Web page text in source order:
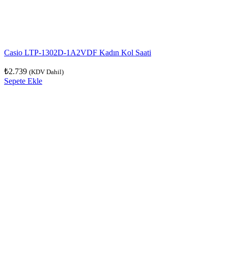
Casio LTP-1302D-1A2VDF Kadın Kol Saati
₺2.739 (KDV Dahil)
Sepete Ekle